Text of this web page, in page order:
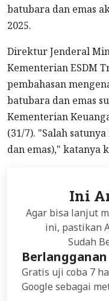
batubara dan emas
2025.
Direktur Jenderal
Kementerian ESDM
pembahasan
batubara dan emas
Kementerian
(31/7). "Salah
dan emas)," katanya
Ini
Agar bisa lanjut
ini, pastikan
Sudah
Gratis uji coba 7
Google sebagai